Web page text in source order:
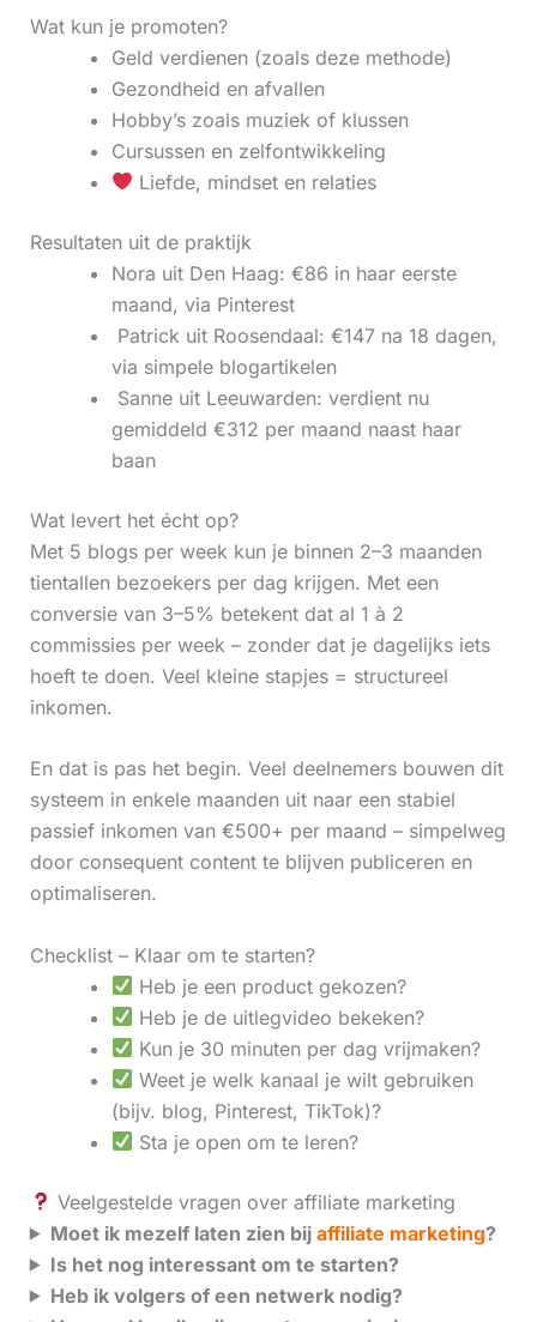
Wat kun je promoten?
Geld verdienen (zoals deze methode)
Gezondheid en afvallen
Hobby’s zoals muziek of klussen
Cursussen en zelfontwikkeling
Liefde, mindset en relaties
Resultaten uit de praktijk
Nora uit Den Haag: €86 in haar eerste
maand, via Pinterest
‍ Patrick uit Roosendaal: €147 na 18 dagen,
via simpele blogartikelen
‍ Sanne uit Leeuwarden: verdient nu
gemiddeld €312 per maand naast haar
baan
Wat levert het écht op?
Met 5 blogs per week kun je binnen 2–3 maanden
tientallen bezoekers per dag krijgen. Met een
conversie van 3–5% betekent dat al 1 à 2
commissies per week – zonder dat je dagelijks iets
hoeft te doen. Veel kleine stapjes = structureel
inkomen.
En dat is pas het begin. Veel deelnemers bouwen dit
systeem in enkele maanden uit naar een stabiel
passief inkomen van €500+ per maand – simpelweg
door consequent content te blijven publiceren en
optimaliseren.
Checklist – Klaar om te starten?
Heb je een product gekozen?
Heb je de uitlegvideo bekeken?
Kun je 30 minuten per dag vrijmaken?
Weet je welk kanaal je wilt gebruiken
(bijv. blog, Pinterest, TikTok)?
Sta je open om te leren?
Veelgestelde vragen over affiliate marketing
Moet ik mezelf laten zien bij affiliate marketing?
Is het nog interessant om te starten?
Heb ik volgers of een netwerk nodig?